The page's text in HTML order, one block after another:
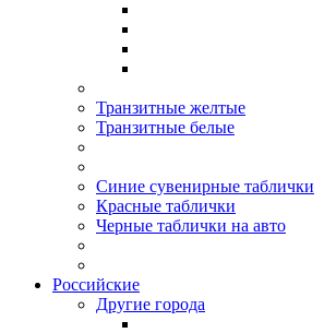
Транзитные желтые
Транзитные белые
Синие сувенирные таблички
Красные таблички
Черные таблички на авто
Российские
Другие города